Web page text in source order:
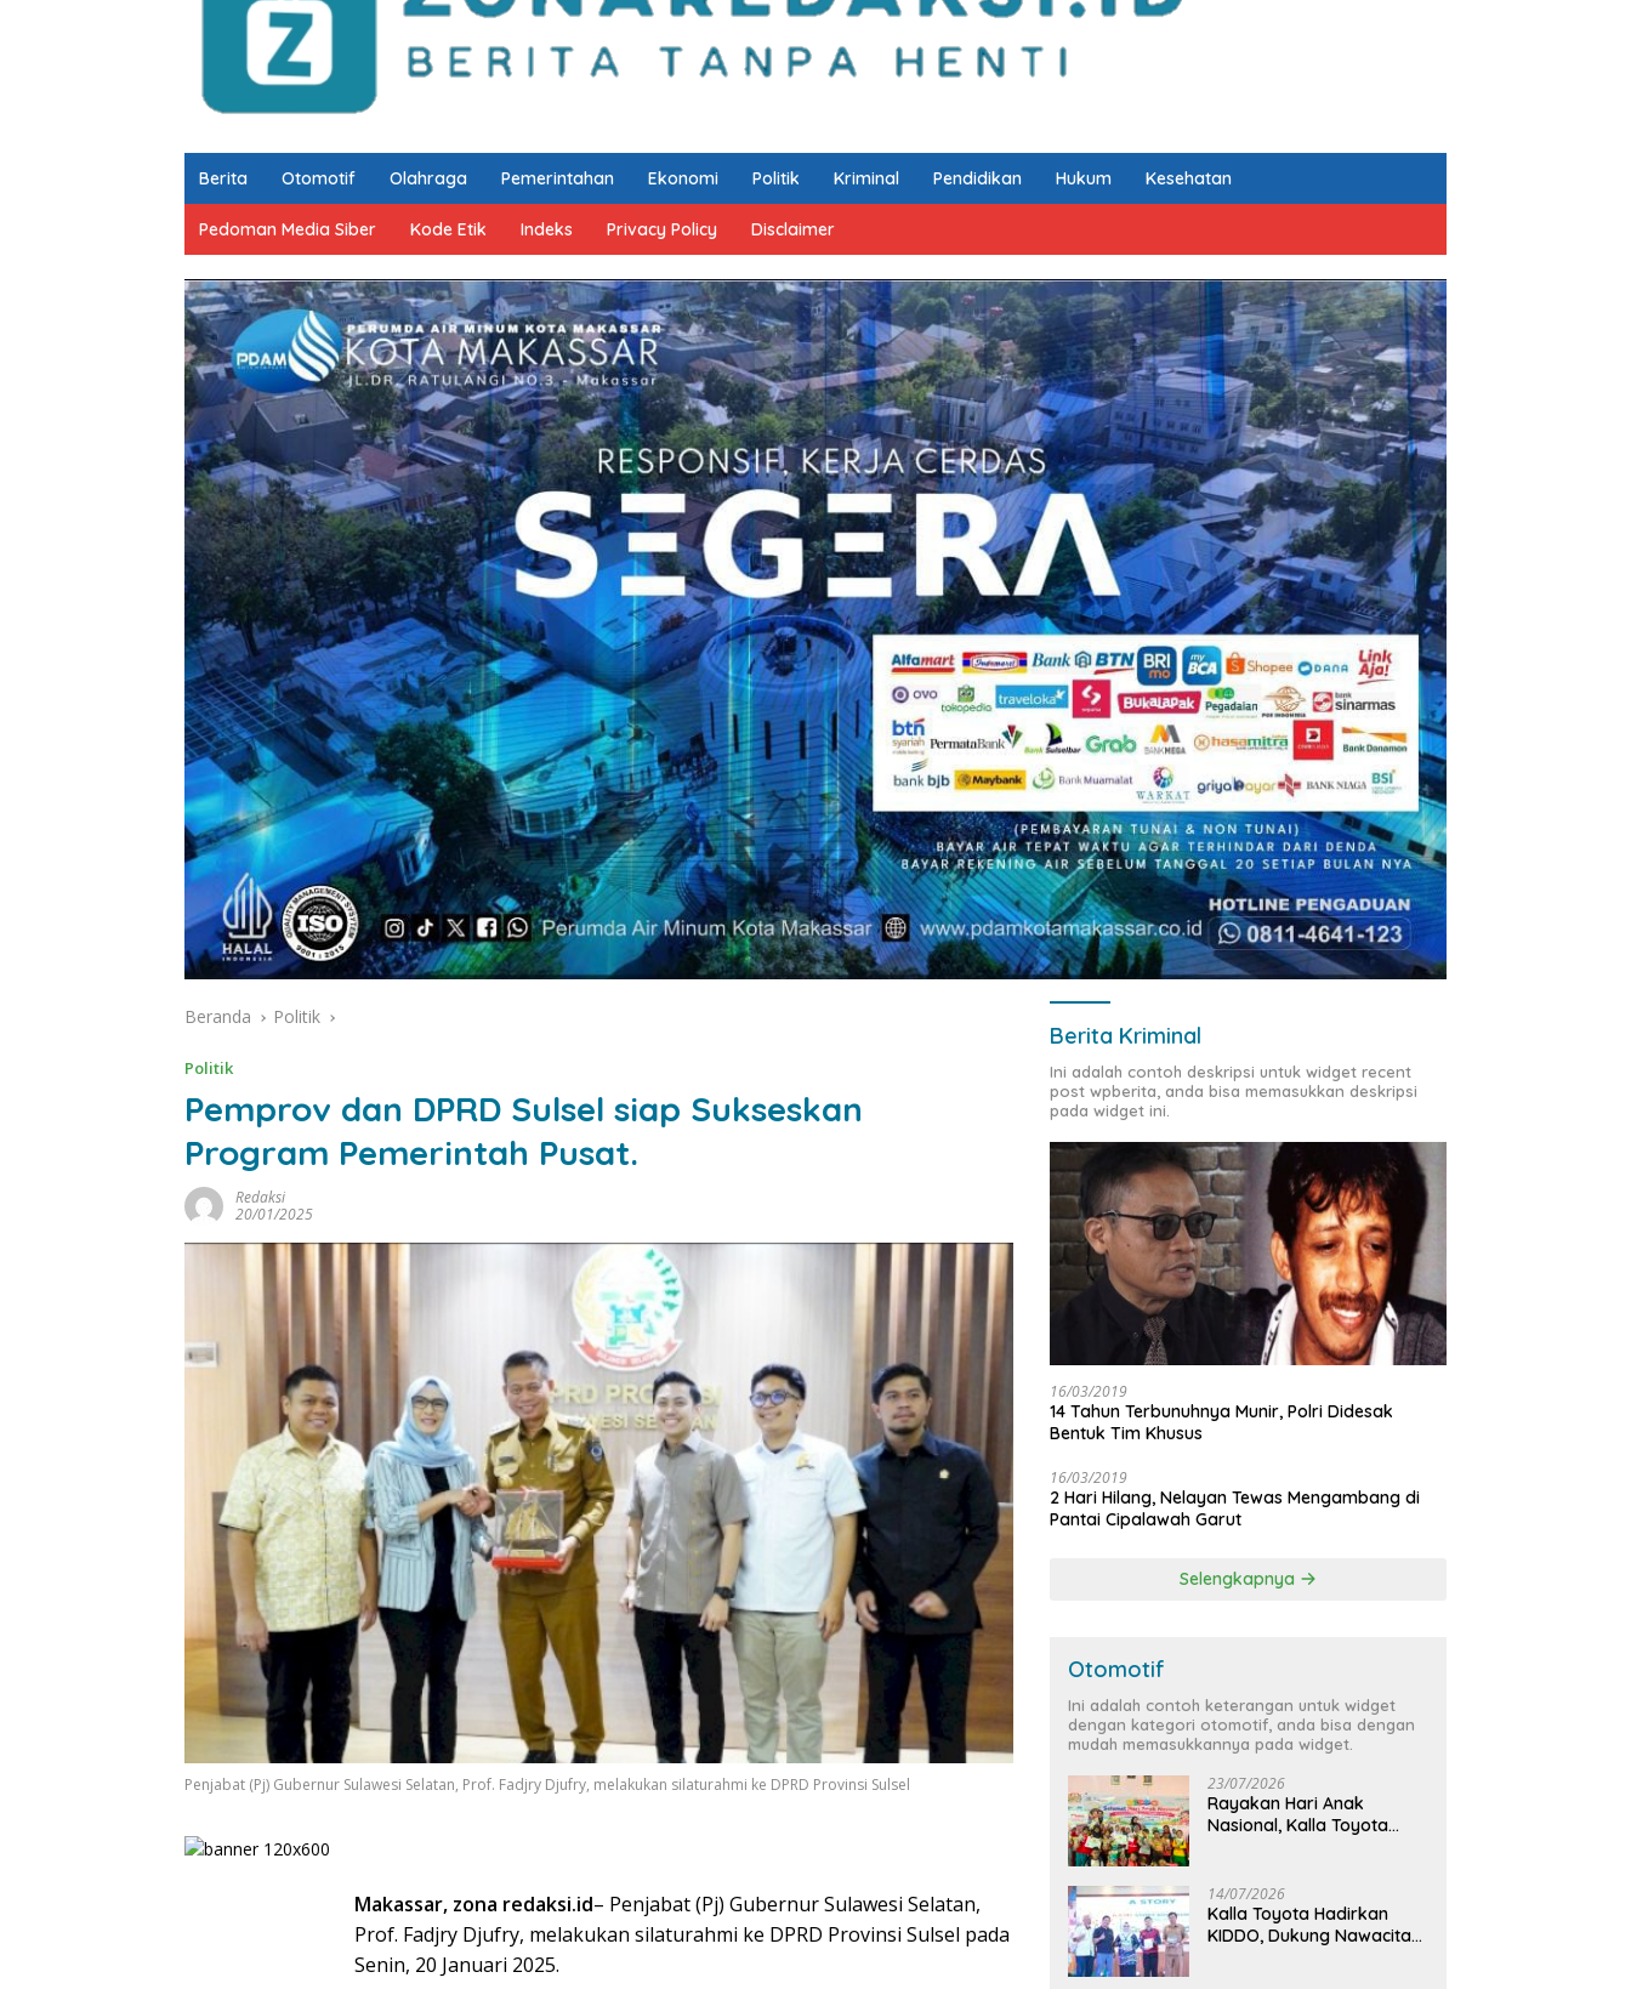
Berita Otomotif Olahraga Pemerintahan Ekonomi Politik Kriminal Pendidikan Hukum Kesehatan
Pedoman Media Siber Kode Etik Indeks Privacy Policy Disclaimer
Beranda Politik
Politik
Pemprov dan DPRD Sulsel siap Sukseskan
Program Pemerintah Pusat.
Redaksi
20/01/2025
Penjabat (Pj) Gubernur Sulawesi Selatan, Prof. Fadjry Djufry, melakukan silaturahmi ke DPRD Provinsi Sulsel
Makassar, zona redaksi.id– Penjabat (Pj) Gubernur Sulawesi Selatan,
Prof. Fadjry Djufry, melakukan silaturahmi ke DPRD Provinsi Sulsel pada
Senin, 20 Januari 2025.
Berita Kriminal
Ini adalah contoh deskripsi untuk widget recent
post wpberita, anda bisa memasukkan deskripsi
pada widget ini.
16/03/2019
14 Tahun Terbunuhnya Munir, Polri Didesak
Bentuk Tim Khusus
16/03/2019
2 Hari Hilang, Nelayan Tewas Mengambang di
Pantai Cipalawah Garut
Selengkapnya
Otomotif
Ini adalah contoh keterangan untuk widget
dengan kategori otomotif, anda bisa dengan
mudah memasukkannya pada widget.
23/07/2026
Rayakan Hari Anak
Nasional, Kalla Toyota
Dunia Otomotif melalui
KIDDO
14/07/2026
Kalla Toyota Hadirkan
KIDDO, Dukung Nawacita